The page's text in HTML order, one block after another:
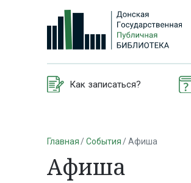
Как записаться?
Главная События Афиша
Афиша